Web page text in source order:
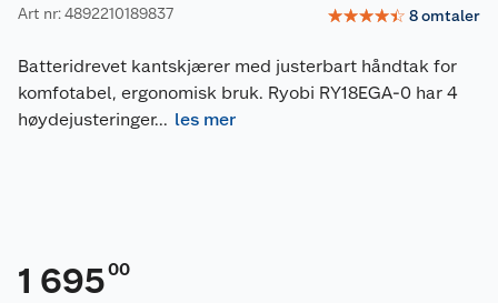
Art nr: 4892210189837 ☆☆☆☆☆ 8omtaler
Batteridrevet kantskjærer med justerbart håndtak for
komfotabel, ergonomisk bruk. Ryobi RY18EGA-0 har 4
høydejusteringer... les mer
1 69500